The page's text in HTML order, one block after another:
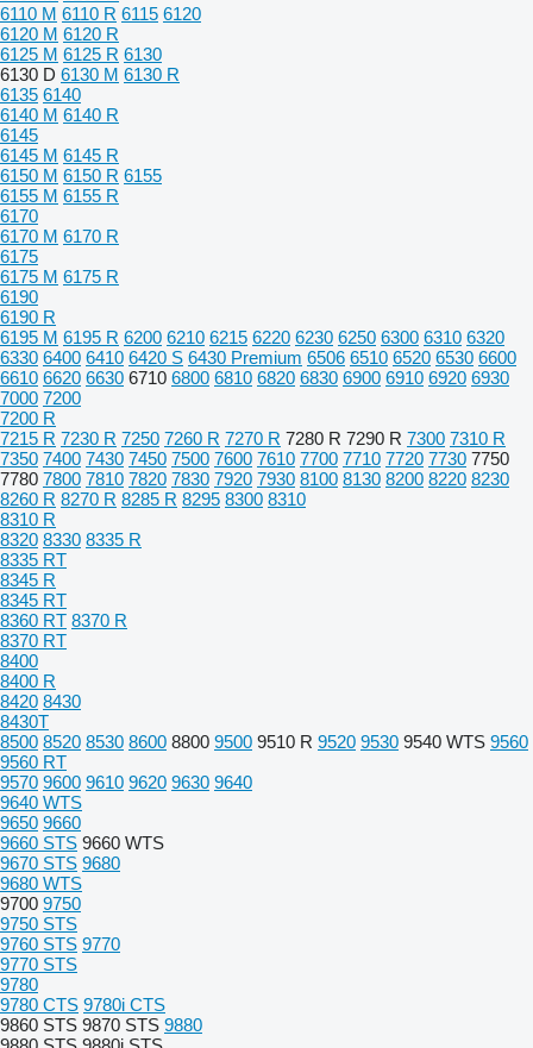
6110 M 6110 R 6115 6120
6120 M 6120 R
6125 M 6125 R 6130
6130 D 6130 M 6130 R
6135 6140
6140 M 6140 R
6145
6145 M 6145 R
6150 M 6150 R 6155
6155 M 6155 R
6170
6170 M 6170 R
6175
6175 M 6175 R
6190
6190 R
6195 M 6195 R 6200 6210 6215 6220 6230 6250 6300 6310 6320
6330 6400 6410 6420 S 6430 Premium 6506 6510 6520 6530 6600
6610 6620 6630 6710 6800 6810 6820 6830 6900 6910 6920 6930
7000 7200
7200 R
7215 R 7230 R 7250 7260 R 7270 R 7280 R 7290 R 7300 7310 R
7350 7400 7430 7450 7500 7600 7610 7700 7710 7720 7730 7750
7780 7800 7810 7820 7830 7920 7930 8100 8130 8200 8220 8230
8260 R 8270 R 8285 R 8295 8300 8310
8310 R
8320 8330 8335 R
8335 RT
8345 R
8345 RT
8360 RT 8370 R
8370 RT
8400
8400 R
8420 8430
8430T
8500 8520 8530 8600 8800 9500 9510 R 9520 9530 9540 WTS 9560
9560 RT
9570 9600 9610 9620 9630 9640
9640 WTS
9650 9660
9660 STS 9660 WTS
9670 STS 9680
9680 WTS
9700 9750
9750 STS
9760 STS 9770
9770 STS
9780
9780 CTS 9780i CTS
9860 STS 9870 STS 9880